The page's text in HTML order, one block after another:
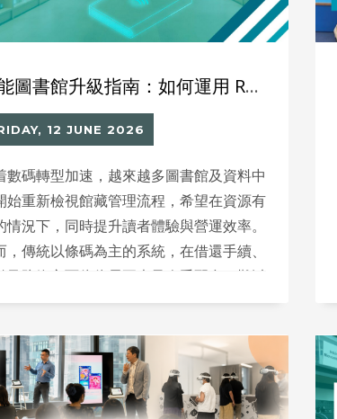
智能圖書館升級指南：如何運用 RFID 提升館藏管理效率與讀者體驗
12 JUNE 2026
數碼轉型加速，越來越多圖書館及資料中
始重新檢視館藏管理流程，希望在資源有
情況下，同時提升讀者體驗與營運效率。
，傳統以條碼為主的系統，在借還手續、
日益增加的資訊需求。